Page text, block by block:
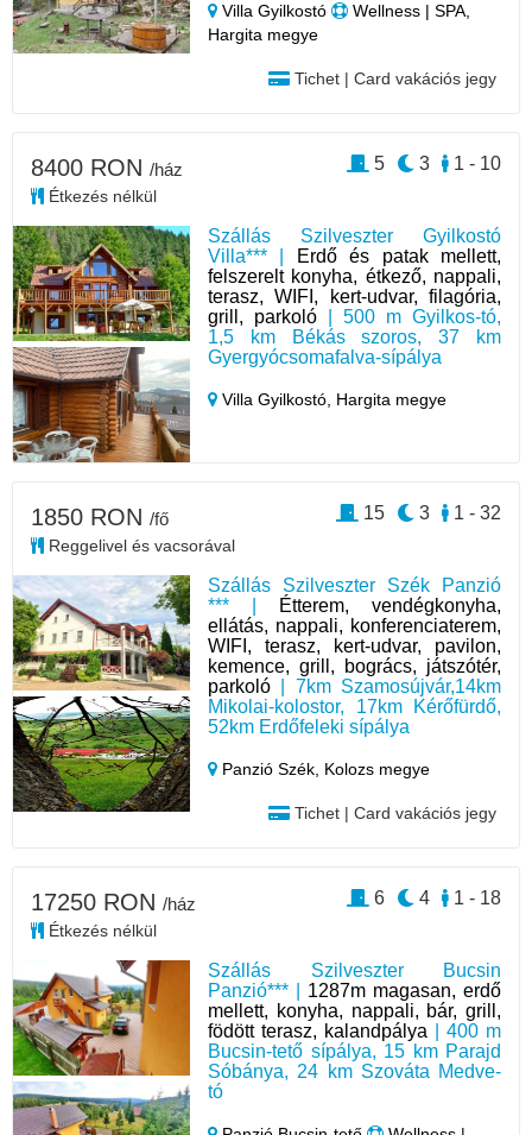
Villa Gyilkostó
Wellness | SPA,
Hargita megye
Tichet | Card vakációs jegy
Szállás Szilveszter Gyilkostó
Villa*** |
Erdő és patak mellett,
felszerelt konyha, étkező, nappali,
terasz, WIFI, kert-udvar, filagória,
grill, parkoló | 500 m Gyilkos-tó,
1,5 km Békás szoros, 37 km
Gyergyócsomafalva-sípálya
Villa Gyilkostó, Hargita megye
8400 RON /ház
Étkezés nélkül
1 - 10
3
5
Szállás Szilveszter Szék Panzió
*** |
Étterem, vendégkonyha,
ellátás, nappali, konferenciaterem,
WIFI, terasz, kert-udvar, pavilon,
kemence, grill, bogrács, játszótér,
parkoló | 7km Szamosújvár,14km
Mikolai-kolostor, 17km Kérőfürdő,
52km Erdőfeleki sípálya
Panzió Szék, Kolozs megye
Tichet | Card vakációs jegy
1850 RON /fő
Reggelivel és vacsorával
1 - 32
3
15
Szállás Szilveszter Bucsin
Panzió*** | 1287m magasan, erdő
mellett, konyha, nappali, bár, grill,
födött terasz, kalandpálya | 400 m
Bucsin-tető sípálya, 15 km Parajd
Sóbánya, 24 km Szováta Medve-
tó
17250 RON /ház
Étkezés nélkül
1 - 18
4
6